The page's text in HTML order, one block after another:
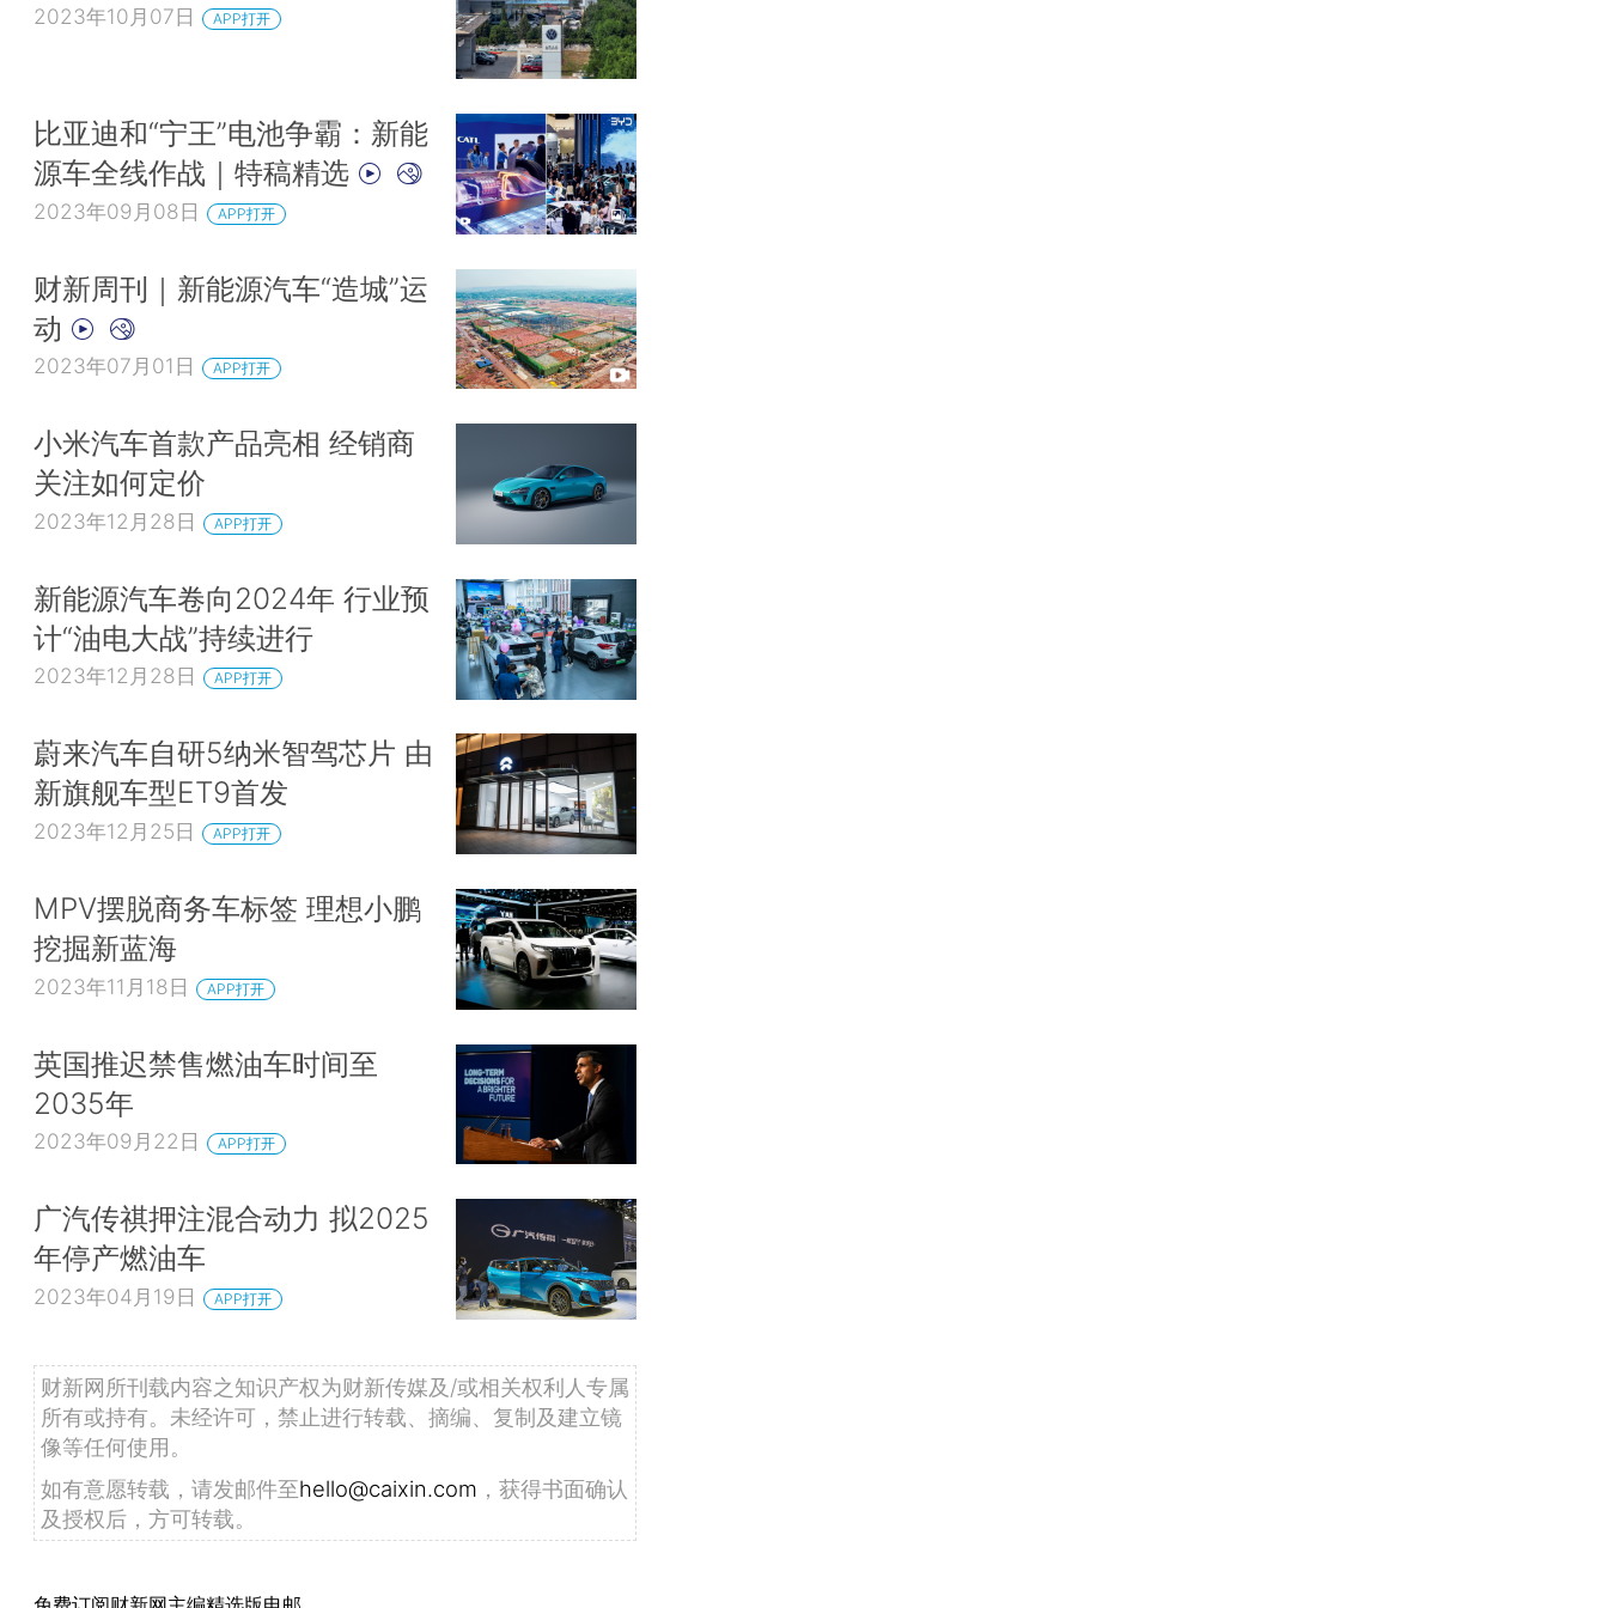
2023年10月07日 APP打开
比亚迪和“宁王”电池争霸：新能
源车全线作战｜特稿精选
2023年09月08日 APP打开
财新周刊｜新能源汽车“造城”运
动
2023年07月01日 APP打开
小米汽车首款产品亮相 经销商
关注如何定价
2023年12月28日 APP打开
新能源汽车卷向2024年 行业预
计“油电大战”持续进行
2023年12月28日 APP打开
蔚来汽车自研5纳米智驾芯片 由
新旗舰车型ET9首发
2023年12月25日 APP打开
MPV摆脱商务车标签 理想小鹏
挖掘新蓝海
2023年11月18日 APP打开
英国推迟禁售燃油车时间至
2035年
2023年09月22日 APP打开
广汽传祺押注混合动力 拟2025
年停产燃油车
2023年04月19日 APP打开
财新网所刊载内容之知识产权为财新传媒及/或相关权利人专属
所有或持有。未经许可，禁止进行转载、摘编、复制及建立镜
像等任何使用。
如有意愿转载，请发邮件至hello@caixin.com ，获得书面确认
及授权后，方可转载。